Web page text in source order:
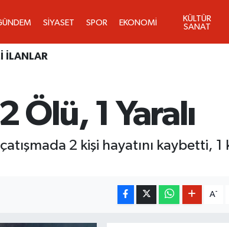
SİYASET SPOR EKONOMİ
KÜLTÜR
SANAT
İLANLAR
Ölü, 1 Yaralı
2 kişi hayatını kaybetti, 1
A-